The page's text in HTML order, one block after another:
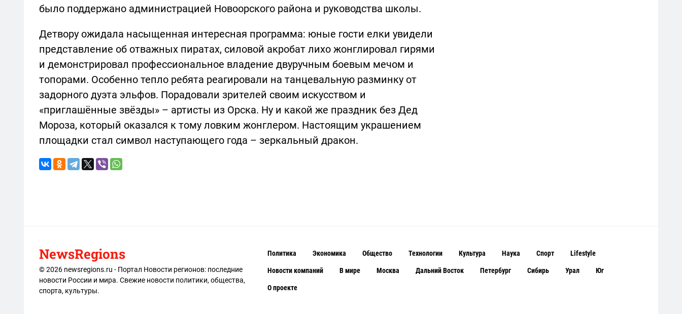
было поддержано администрацией Новоорского района и руководства школы.
Детвору ожидала насыщенная интересная программа: юные гости елки увидели
представление об отважных пиратах, силовой акробат лихо жонглировал гирями
и демонстрировал профессиональное владение двуручным боевым мечом и
топорами. Особенно тепло ребята реагировали на танцевальную разминку от
задорного дуэта эльфов. Порадовали зрителей своим искусством и
«приглашённые звёзды» – артисты из Орска. Ну и какой же праздник без Дед
Мороза, который оказался к тому ловким жонглером. Настоящим украшением
площадки стал символ наступающего года – зеркальный дракон.
NewsRegions
© 2026 newsregions.ru - Портал Новости регионов: последние
новости России и мира. Свежие новости политики, общества,
спорта, культуры.
Политика Экономика Общество Технологии Культура Наука Спорт Lifestyle
Новости компаний В мире Москва Дальний Восток Петербург Сибирь Урал Юг
О проекте